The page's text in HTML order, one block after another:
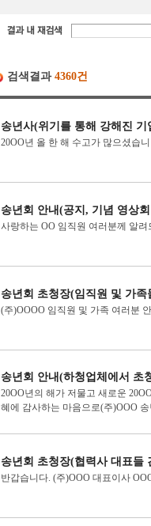
검색결과 4360건
송년사(위기를 통해 강해진 기
20OO년 올 한 해 수고가 많으셨습
송년회 안내(공지, 기념 영상
사랑하는 OO 임직원 여러분께 알려
송년회 초청장(임직원 및 가족
(주)OOOO 임직원 및 가족 여러분
송년회 안내(하청업체에서 초
20OO년의 해가 저물고 새로운
혜에 감사하는 마음으로(주)OOO
송년회 초청장(협력사 대표들
반갑습니다. (주)OOO 대표이사